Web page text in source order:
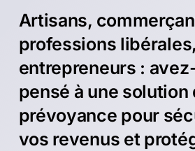
Artisans,
professions libérales,
entrepreneurs :
pensé à une solution
prévoyance pour
vos revenus et